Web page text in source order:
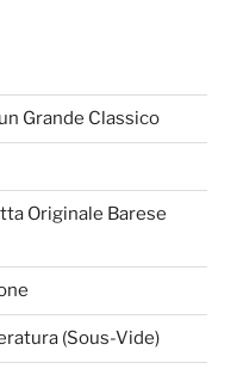
Grande Classico
Originale Barese
(Sous-Vide)